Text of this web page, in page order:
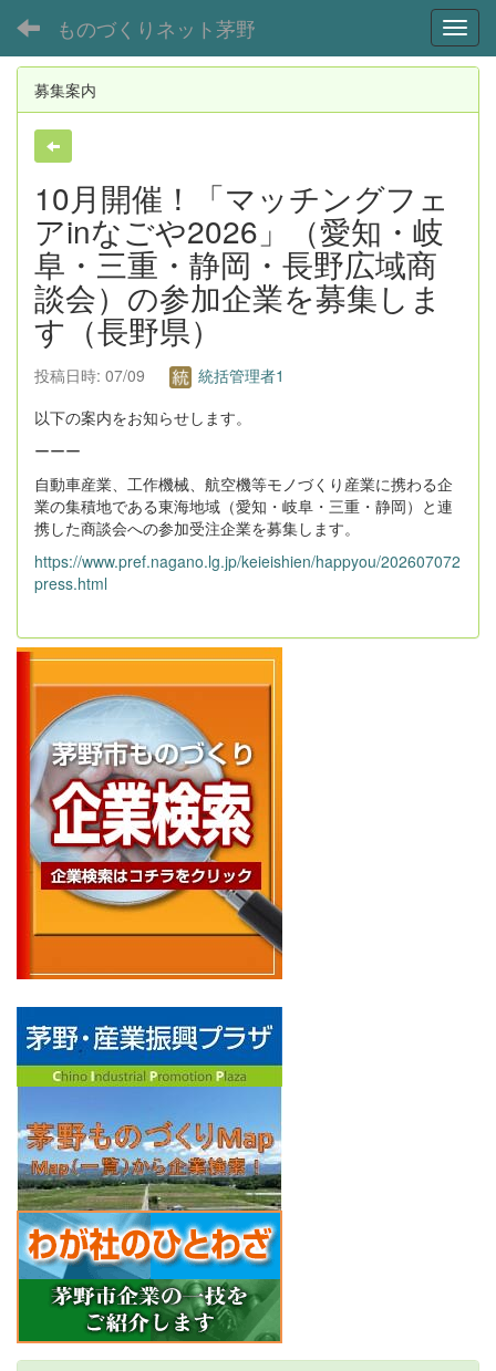
ものづくりネット茅野
募集案内
10月開催！「マッチングフェ
アinなごや2026」（愛知・岐
阜・三重・静岡・長野広域商
談会）の参加企業を募集しま
す（長野県）
投稿日時: 07/09
統括管理者1
以下の案内をお知らせします。
ーーー
自動車産業、工作機械、航空機等モノづくり産業に携わる企
業の集積地である東海地域（愛知・岐阜・三重・静岡）と連
携した商談会への参加受注企業を募集します。
https://www.pref.nagano.lg.jp/keieishien/happyou/202607072
press.html